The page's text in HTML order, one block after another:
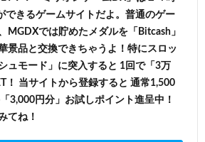
できるゲームサイトだよ。普通のゲー
MGDXでは貯めたメダルを「Bitcash」
景品と交換できちゃうよ！特にスロッ
ュモード」に突入すると 1回で「3万
！ 当サイトから登録すると 通常1,500
3,000円分」お試しポイント進呈中！
てね！